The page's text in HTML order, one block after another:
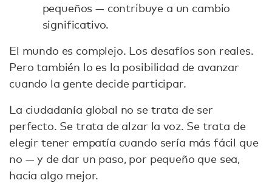
pequeños — contribuye a un cambio
significativo.
El mundo es complejo. Los desafíos son reales.
Pero también lo es la posibilidad de avanzar
cuando la gente decide participar.
La ciudadanía global no se trata de ser
perfecto. Se trata de alzar la voz. Se trata de
elegir tener empatía cuando sería más fácil que
no — y de dar un paso, por pequeño que sea,
hacia algo mejor.